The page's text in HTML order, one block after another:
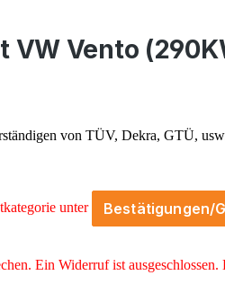
Vento
von TÜV, Dekra, GTÜ,
unter Bestätigungen/
Ein Widerruf ist